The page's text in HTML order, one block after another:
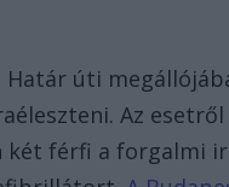
Határ úti
Az
két férfi a forgalmi